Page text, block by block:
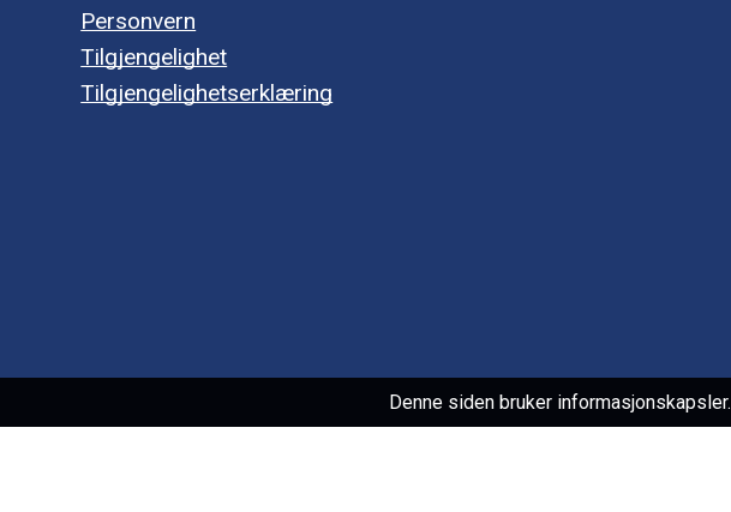
Personvern
Tilgjengelighet
Tilgjengelighetserklæring
Denne siden bruker informasjonskapsler.